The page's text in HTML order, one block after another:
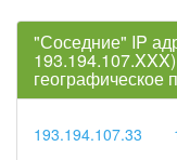
"Соседние" IP
географическое
193.194.107.33